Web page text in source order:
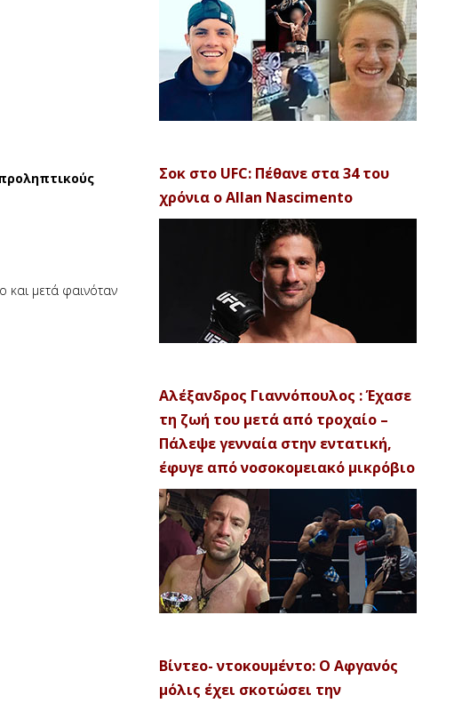
και μετά φαινόταν
Σοκ στο UFC: Πέθανε στα 34 του
χρόνια ο Allan Nascimento
Αλέξανδρος Γιαννόπουλος : Έχασε
τη ζωή του μετά από τροχαίο –
Πάλεψε γενναία στην εντατική,
έφυγε από νοσοκομειακό μικρόβιο
Βίντεο- ντοκουμέντο: Ο Αφγανός
μόλις έχει σκοτώσει την